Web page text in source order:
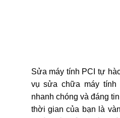
Sửa máy tính PCI tự
vụ sửa chữa máy tính
nhanh chóng và đáng
thời gian của bạn là